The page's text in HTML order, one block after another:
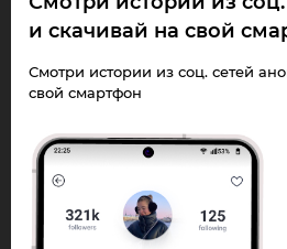
Смотри
скачивай
ограничений!
Переходи в ИнстаПай
скачивай
Stories Reels
или Telegram-
Быстро, просто и удобно.
и скачивай на свой
Смотри истории из соц. сетей
свой смартфон